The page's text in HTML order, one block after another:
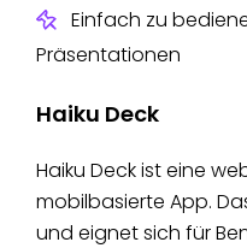
Einfach zu
Präsentationen
Haiku Deck
Haiku Deck ist eine
mobilbasierte App.
und eignet sich für